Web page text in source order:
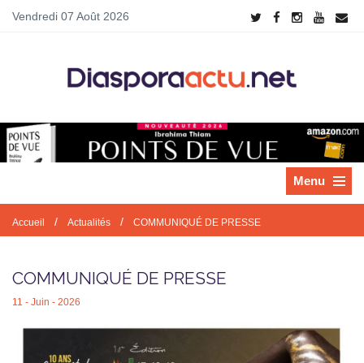
Vendredi 07 Août 2026
Menu
Accueil / Actualités / COMMUNIQUÉ DE PRESSE
COMMUNIQUÉ DE PRESSE
11 - Juin - 2026